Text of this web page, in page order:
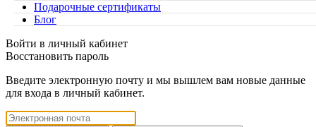
Подарочные сертификаты
Блог
Войти в личный кабинет
Восстановить пароль
Введите электронную почту и мы вышлем вам новые данные
для входа в личный кабинет.